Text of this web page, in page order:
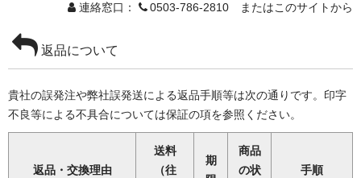
連絡窓口： 0503-786-2810 またはこのサイトから
返品について
貴社の誤発注や弊社誤発送による返品手順等は次の通りです。印字
不良等による不具合については保証の項を参照ください。
返品・交換理由
送料
（往
期
商品
の状
手順